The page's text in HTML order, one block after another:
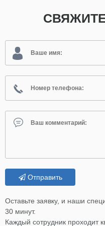
Отправить
Оставьте заявку, и наши
30 минут.
Каждый сотрудник проходит